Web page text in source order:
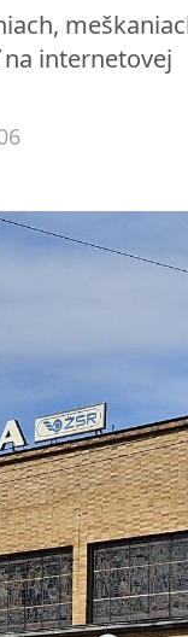
internetovej